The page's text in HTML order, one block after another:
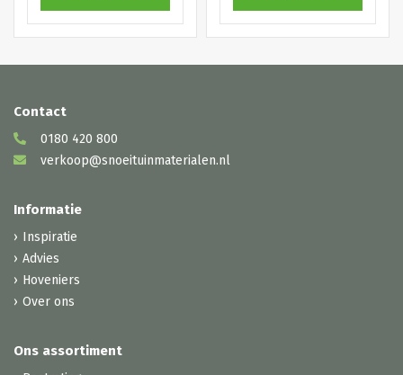
Contact
0180 420 800
verkoop@snoeituinmaterialen.nl
Informatie
Inspiratie
Advies
Hoveniers
Over ons
Ons assortiment